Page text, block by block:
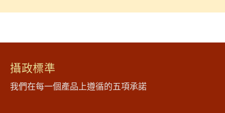
攝政標準
我們在每一個產品上遵循的五項承諾